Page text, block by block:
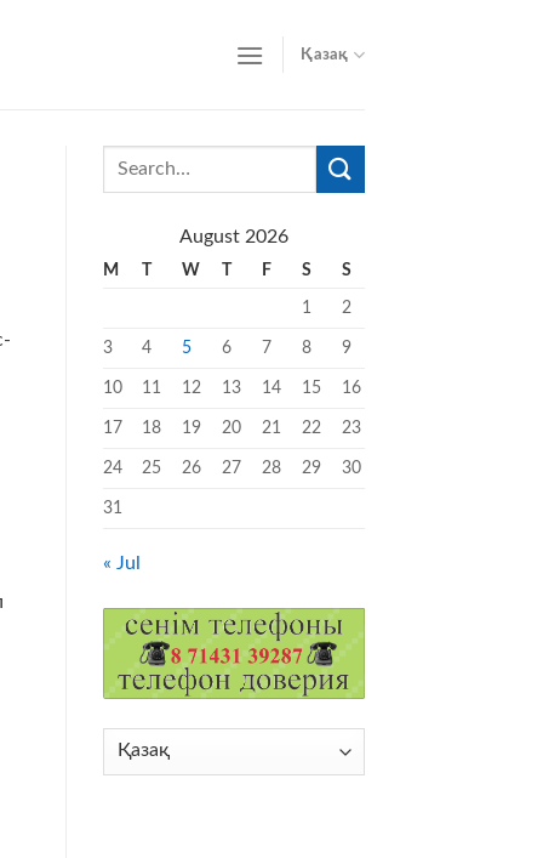
Қазақ
August 2026
M T W T F S S
1 2
3 4 5 6 7 8 9
10 11 12 13 14 15 16
17 18 19 20 21 22 23
24 25 26 27 28 29 30
31
« Jul
Choose